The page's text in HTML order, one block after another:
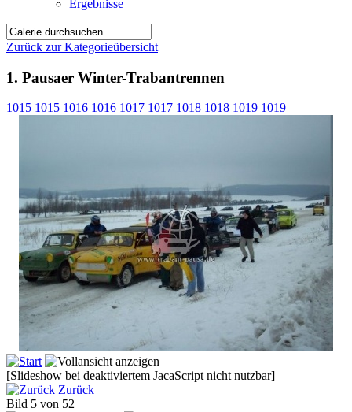
Ergebnisse
Zurück zur Kategorieübersicht
1. Pausaer Winter-Trabantrennen
1015 1015 1016 1016 1017 1017 1018 1018 1019 1019
[Slideshow bei deaktiviertem JacaScript nicht nutzbar]
Zurück
Bild 5 von 52